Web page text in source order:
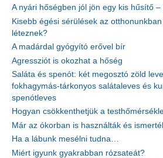
A nyári hőségben jól jön egy kis hűsítő
Kisebb égési sérülések az
léteznek?
A madárdal gyógyító erővel bír
Agressziót is okozhat a hőség
Saláta és spenót: két megosztó zöld
fokhagymás-tárkonyos salátaleves és
spenótleves
Hogyan csökkenthetjük a
Már az ókorban is használták és
Ha a lábunk mesélni tudna…
Miért igyunk gyakrabban rózsateát?